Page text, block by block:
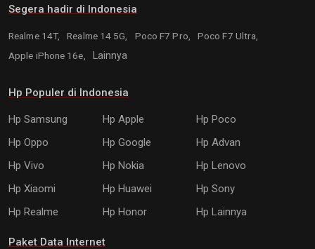
Segera hadir di Indonesia
Realme 14T, Realme 14 5G, Poco F7 Pro,
Poco F7 Ultra,
Apple iPhone 16e,
Lainnya
Hp Populer di Indonesia
Hp Samsung Hp Apple
Hp Poco
Hp Oppo
Hp Google
Hp Advan
Hp Vivo
Hp Nokia
Hp Lenovo
Hp Xiaomi
Hp Huawei
Hp Sony
Hp Realme
Hp Honor Hp Lainnya
Paket Data Internet